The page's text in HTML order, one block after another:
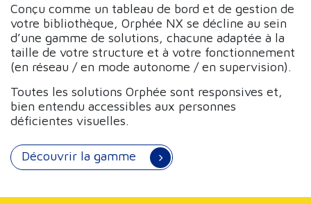
Conçu comme un tableau de bord et de gestion de
votre bibliothèque, Orphée NX se décline au sein
d’une gamme de solutions, chacune adaptée à la
taille de votre structure et à votre fonctionnement
(en réseau / en mode autonome / en supervision).
Toutes les solutions Orphée sont responsives et,
bien entendu accessibles aux personnes
déficientes visuelles.
Découvrir la gamme